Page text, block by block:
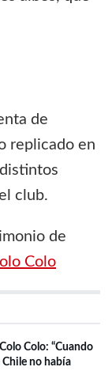
de
replicado en
club.
de
Colo
Colo: “Cuando
Chile no había